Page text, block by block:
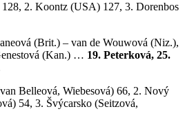
2. Koontz (USA) 127, 3. Dorenbos
(Brit.) – van de Wouwová (Niz.),
(Kan.) … 19. Peterková, 25.
Belleová, Wiebesová) 66, 2. Nový
54, 3. Švýcarsko (Seitzová,